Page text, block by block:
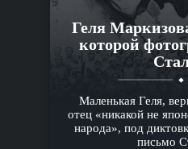
Геля
которой
Маленькая Геля,
отец «никакой не
народа», под
письмо